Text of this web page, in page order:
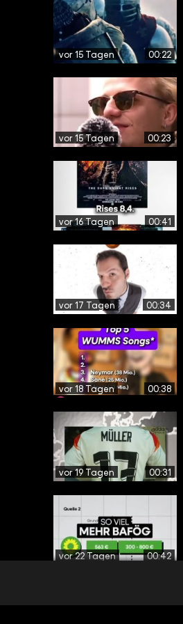
vor 15 Tagen 00:22
vor 15 Tagen 00:23
vor 16 Tagen 00:41
vor 17 Tagen 00:34
vor 18 Tagen 00:38
vor 19 Tagen 00:31
vor 22 Tagen 00:42